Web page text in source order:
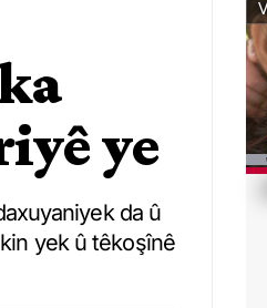
ye
da û
yek û têkoşînê